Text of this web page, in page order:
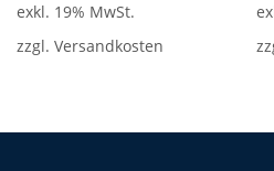
exkl. 19% MwSt.
zzgl. Versandkosten